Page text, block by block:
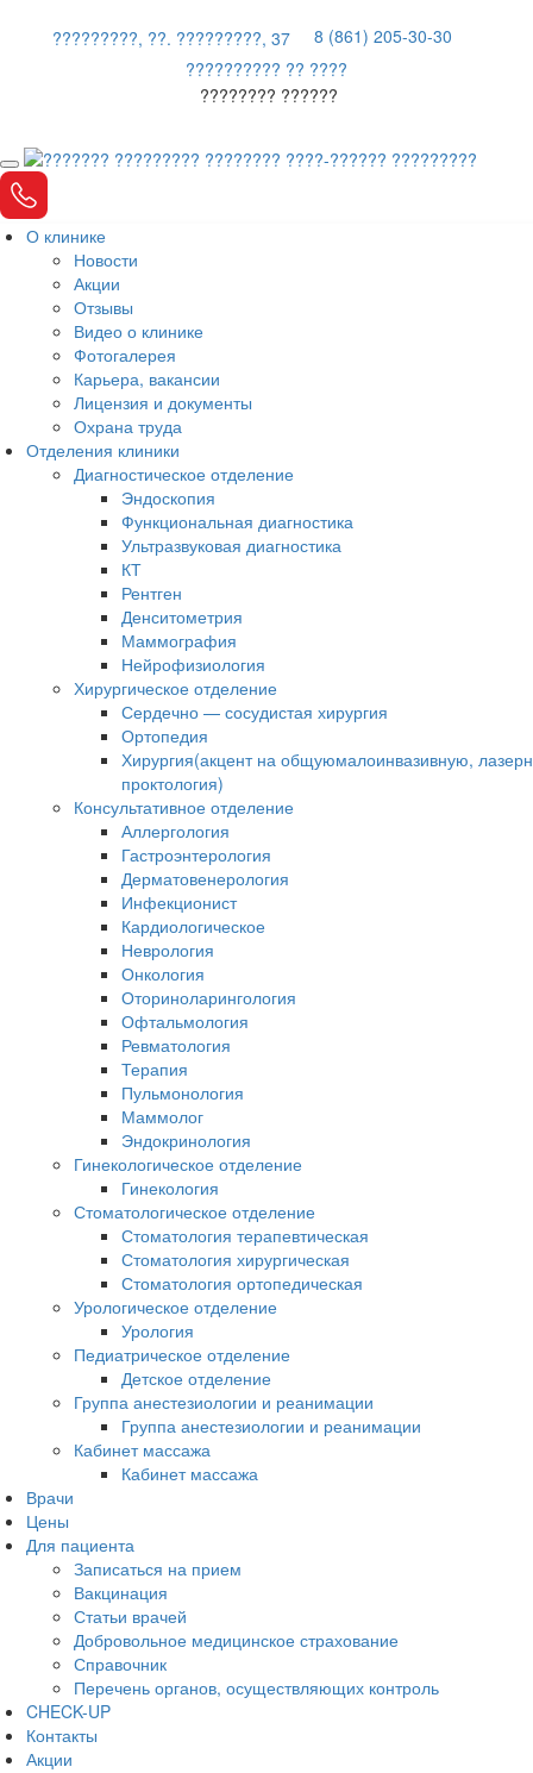
?????????, ??. ?????????, 37
8 (861) 205-30-30
?????????? ?? ????
???????? ??????
О клинике
Новости
Акции
Отзывы
Видео о клинике
Фотогалерея
Карьера, вакансии
Лицензия и документы
Охрана труда
Отделения клиники
Диагностическое отделение
Эндоскопия
Функциональная диагностика
Ультразвуковая диагностика
КТ
Рентген
Денситометрия
Маммография
Нейрофизиология
Хирургическое отделение
Сердечно — сосудистая хирургия
Ортопедия
Хирургия(акцент на общуюмалоинвазивную,
проктология)
Консультативное отделение
Аллергология
Гастроэнтерология
Дерматовенерология
Инфекционист
Кардиологическое
Неврология
Онкология
Оториноларингология
Офтальмология
Ревматология
Терапия
Пульмонология
Маммолог
Эндокринология
Гинекологическое отделение
Гинекология
Стоматологическое отделение
Стоматология терапевтическая
Стоматология хирургическая
Стоматология ортопедическая
Урологическое отделение
Урология
Педиатрическое отделение
Детское отделение
Группа анестезиологии и реанимации
Группа анестезиологии и реанимации
Кабинет массажа
Кабинет массажа
Врачи
Цены
Для пациента
Записаться на прием
Вакцинация
Статьи врачей
Добровольное медицинское страхование
Справочник
Перечень органов, осуществляющих контроль
CHECK-UP
Контакты
Акции